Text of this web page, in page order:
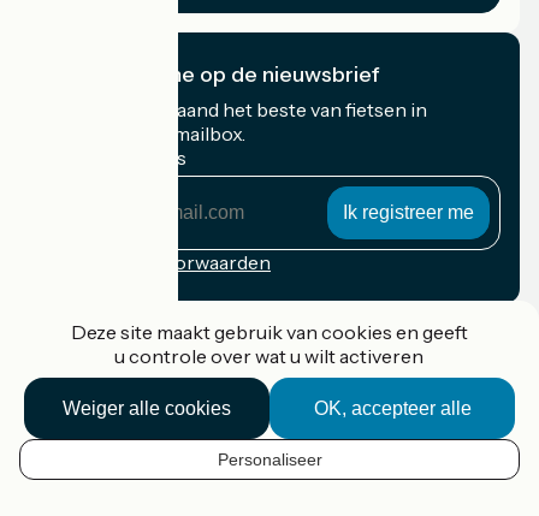
NL
Ik abonneer me op de nieuwsbrief
Ontvang elke maand het beste van fietsen in
Frankrijk in uw mailbox.
Mijn e-mailadres
Inschrijvingsvoorwaarden
Accueil Vélo Pro
Contact
Wettelijke informatie
Deze site maakt gebruik van cookies en geeft
u controle over wat u wilt activeren
OK, accepteer alle
Weiger alle cookies
Personaliseer